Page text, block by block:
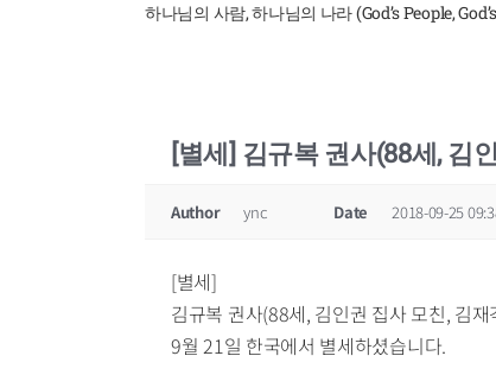
하나님의 사람, 하나님의 나라 (God’s People,
[별세] 김규복 권사(88세, 김
Author ync Date 2018-09-25
[별세]
김규복 권사(88세, 김인권 집사 모친, 김
9월 21일 한국에서 별세하셨습니다.